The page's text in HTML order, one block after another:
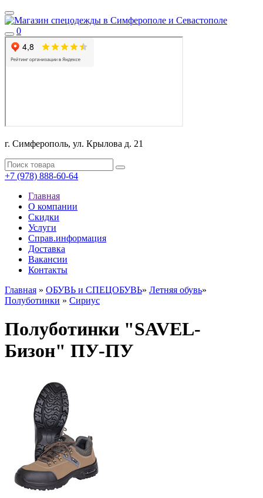
0
г. Симферополь, ул. Крылова д. 21
+7 (978) 888-60-64
Главная
О компании
Скидки
Услуги
Справ.информация
Доставка
Вакансии
Контакты
Главная » ОБУВЬ и СПЕЦОБУВЬ» Летняя обувь»
Полуботинки » Сириус
Полуботинки "SAVEL-
Бизон" ПУ-ПУ